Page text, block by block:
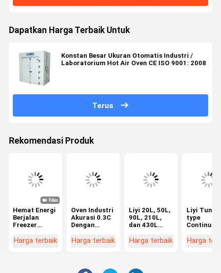
Dapatkan Harga Terbaik Untuk
Konstan Besar Ukuran Otomatis Industri /
Laboratorium Hot Air Oven CE ISO 9001: 2008
Terus
Rekomendasi Produk
Hemat Energi
Berjalan
Freezer
Dan
Harga terbaik
Oven Industri
Akurasi 0.3C
Dengan
Suhu Lebih
Harga terbaik
Liyi 20L, 50L,
90L, 210L,
dan 430L
Lab Use
With Vacuum
Harga terbaik
Liyi
type
Conveying
Harga